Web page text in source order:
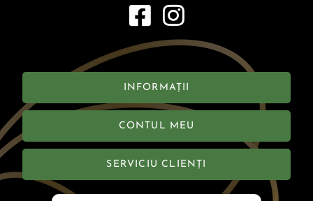
INFORMAȚII
CONTUL MEU
SERVICIU CLIENȚI